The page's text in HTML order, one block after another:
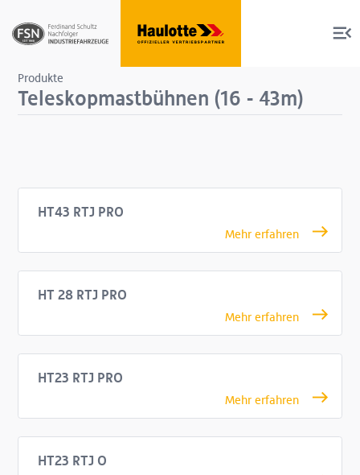
Über uns
Shop
Produkte
Teleskopmastbühnen (16 - 43m)
HT43 RTJ PRO
HT 28 RTJ PRO
HT23 RTJ PRO
HT23 RTJ O